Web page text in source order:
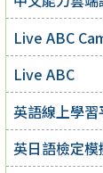
Live ABC
Live ABC
英語線上學習
英日語檢定模